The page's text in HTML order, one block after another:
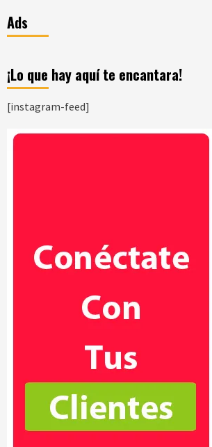
Ads
¡Lo que hay aquí te encantara!
[instagram-feed]